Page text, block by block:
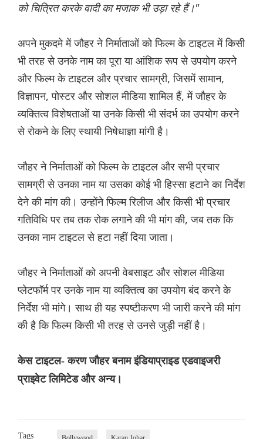
को चित्रित करके वादी का मजाक भी उड़ा रहे हैं।"
अपने मुकदमे में जौहर ने निर्माताओं को फिल्म के टाइटल में किसी
भी तरह से उनके नाम का पूरा या आंशिक रूप से उपयोग करने
और फिल्म के टाइटल और प्रचार सामग्री, जिसमें सामान,
विज्ञापन, पोस्टर और सोशल मीडिया शामिल हैं, में जौहर के
व्यक्तित्व विशेषताओं या उनके किसी भी संदर्भ का उपयोग करने
से रोकने के लिए स्थायी निषेधाज्ञा मांगी है।
जौहर ने निर्माताओं को फिल्म के टाइटल और सभी प्रचार
सामग्री से उनका नाम या उसका कोई भी हिस्सा हटाने का निर्देश
देने की मांग की। उन्होंने फिल्म रिलीज और किसी भी प्रचार
गतिविधि पर तब तक रोक लगाने की भी मांग की, जब तक कि
उनका नाम टाइटल से हटा नहीं दिया जाता।
जौहर ने निर्माताओं को अपनी वेबसाइट और सोशल मीडिया
प्लेटफॉर्म पर उनके नाम या व्यक्तित्व का उपयोग बंद करने के
निर्देश भी मांगे। साथ ही यह स्पष्टीकरण भी जारी करने की मांग
की है कि फिल्म किसी भी तरह से उनसे जुड़ी नहीं है।
केस टाइटल- करण जौहर बनाम इंडियाप्राइड एडवाइजरी
प्राइवेट लिमिटेड और अन्य।
Tags